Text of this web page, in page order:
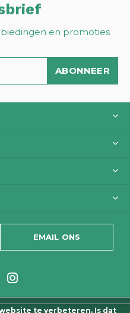
en promoties
ABONNEER
EMAIL ONS
te verbeteren. Is dat